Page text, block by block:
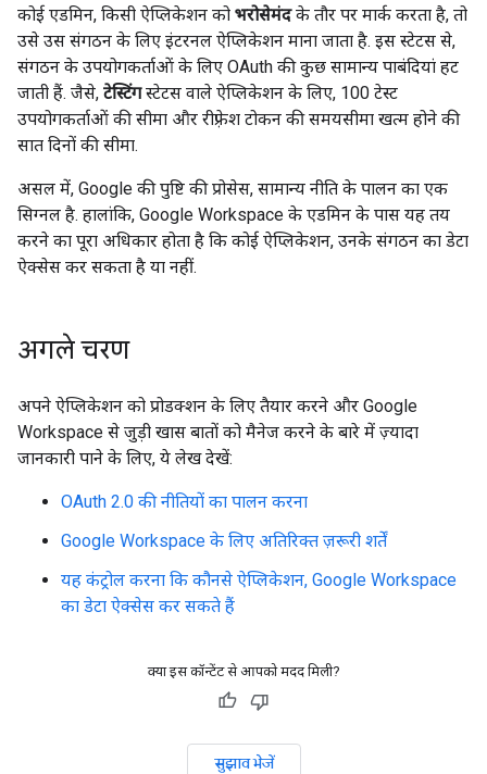
कोई एडमिन, किसी ऐप्लिकेशन को भरोसेमंदके तौर पर मार्क करता है, तो
उसे उस संगठन के लिए इंटरनल ऐप्लिकेशन माना जाता है. इस स्टेटस से,
संगठन के उपयोगकर्ताओं के लिए OAuth की कुछ सामान्य पाबंदियां हट
जाती हैं. जैसे, टेस्टिंगस्टेटस वाले ऐप्लिकेशन के लिए, 100 टेस्ट
उपयोगकर्ताओं की सीमा और रीफ़्रेश टोकन की समयसीमा खत्म होने की
सात दिनों की सीमा.
असल में, Google की पुष्टि की प्रोसेस, सामान्य नीति के पालन का एक
सिग्नल है. हालांकि, Google Workspace के एडमिन के पास यह तय
करने का पूरा अधिकार होता है कि कोई ऐप्लिकेशन, उनके संगठन का डेटा
ऐक्सेस कर सकता है या नहीं.
अगले चरण
अपने ऐप्लिकेशन को प्रोडक्शन के लिए तैयार करने और Google
Workspace से जुड़ी खास बातों को मैनेज करने के बारे में ज़्यादा
जानकारी पाने के लिए, ये लेख देखें:
OAuth 2.0 की नीतियों का पालन करना
Google Workspace के लिए अतिरिक्त ज़रूरी शर्तें
यह कंट्रोल करना कि कौनसे ऐप्लिकेशन, Google Workspace
का डेटा ऐक्सेस कर सकते हैं
क्या इस कॉन्टेंट से आपको मदद मिली?
सुझाव भेजें